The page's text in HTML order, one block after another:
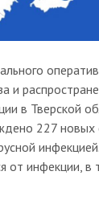
и
в Тверской
227 новых
от инфекции, в